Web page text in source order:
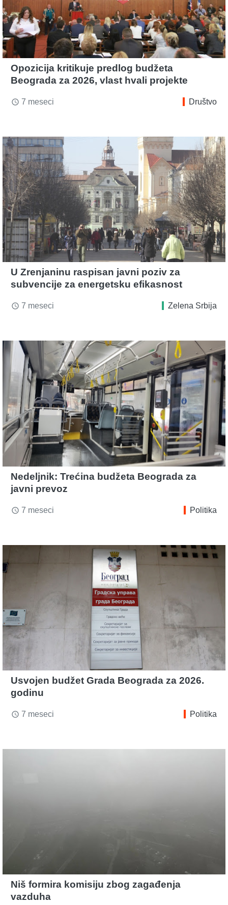
Opozicija kritikuje predlog budžeta
Beograda za 2026, vlast hvali projekte
access_time 7 meseci Društvo
U Zrenjaninu raspisan javni poziv za
subvencije za energetsku efikasnost
access_time 7 meseci Zelena Srbija
Nedeljnik: Trećina budžeta Beograda za
javni prevoz
access_time 7 meseci Politika
Usvojen budžet Grada Beograda za 2026.
godinu
access_time 7 meseci Politika
Niš formira komisiju zbog zagađenja
vazduha